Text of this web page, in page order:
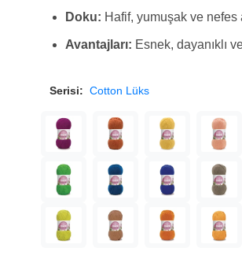
Doku: Hafif, yumuşak ve nefes
Avantajları: Esnek, dayanıklı
Serisi: Cotton Lüks